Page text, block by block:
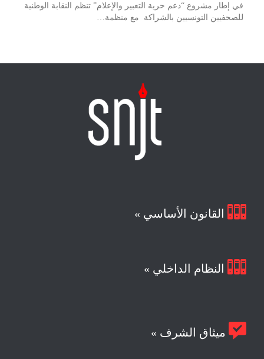
في إطار مشروع “دعم حرية التعبير والإعلام” تنظم النقابة الوطنية
للصحفيين التونسيين بالشراكة مع منظمة…
 القانون الأساسي »
 النظام الداخلي »
 ميثاق الشرف »